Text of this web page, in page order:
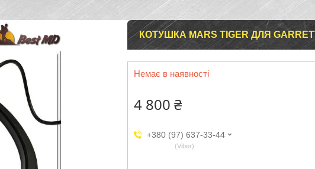
КОТУШКА MARS TIGER ДЛЯ
Немає в наявності
4 800 ₴
+380 (97) 637-33-44
Viber